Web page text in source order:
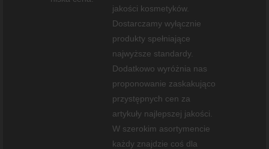
jakości kosmetyków.
Dostarczamy wyłącznie
produkty spełniające
najwyższe standardy.
Dodatkowo wyróżnia nas
proponowanie zaskakująco
przystępnych cen za
artykuły najlepszej jakości.
W szerokim asortymencie
każdy znajdzie coś dla